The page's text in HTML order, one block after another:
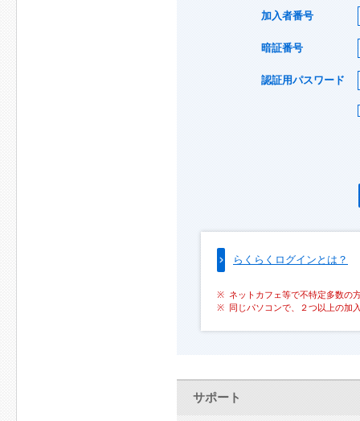
加入者番号
暗証番号
認証用パスワード
らくらくログインとは？
ネットカフェ等で不特定多数の
同じパソコンで、２つ以上の加
サポート